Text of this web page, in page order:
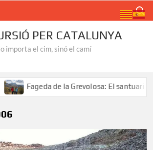
PER CATALUNYA
importa el cim, sinó el camí
Fageda de la Grevolosa: El santuari dels